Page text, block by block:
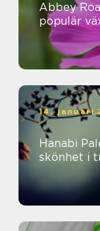
Abbey
populär
14. januari
Hanabi
skönhet i